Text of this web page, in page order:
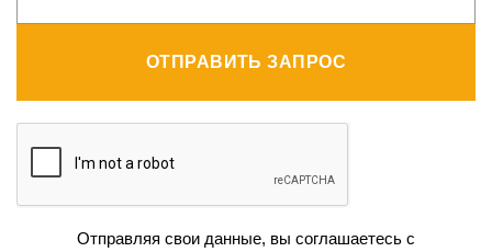
ОТПРАВИТЬ ЗАПРОС
Отправляя свои данные, вы соглашаетесь с